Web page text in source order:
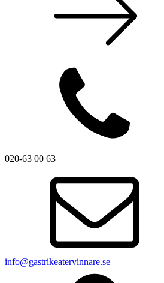
020-63 00 63
info@gastrikeatervinnare.se